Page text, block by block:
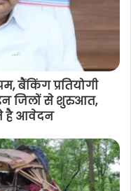
बैंकिंग प्रतियोगी
जिलों से शुरुआत,
है आवेदन